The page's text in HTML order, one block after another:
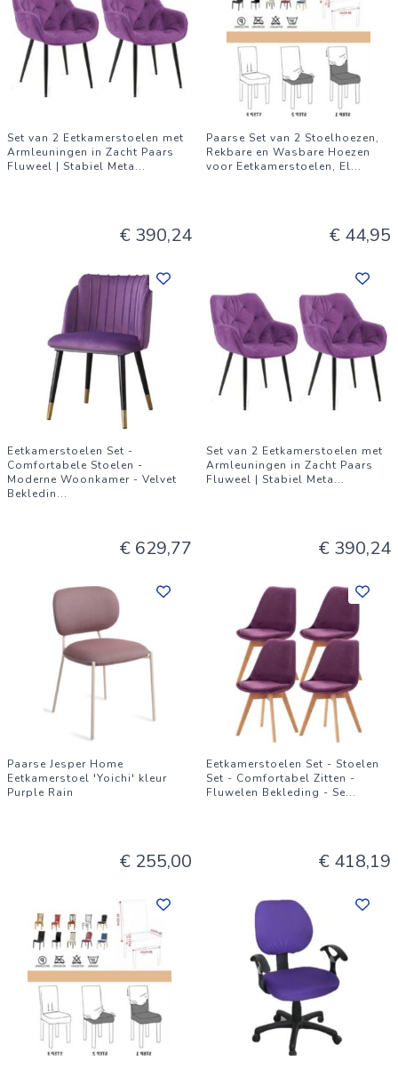
Set van 2 Eetkamerstoelen met
Armleuningen in Zacht Paars
Fluweel | Stabiel Meta...
€ 390,24
Paarse Set van 2 Stoelhoezen,
Rekbare en Wasbare Hoezen
voor Eetkamerstoelen, El...
€ 44,95
Eetkamerstoelen Set -
Comfortabele Stoelen -
Moderne Woonkamer - Velvet
Bekledin...
€ 629,77
Set van 2 Eetkamerstoelen met
Armleuningen in Zacht Paars
Fluweel | Stabiel Meta...
€ 390,24
Paarse Jesper Home
Eetkamerstoel 'Yoichi' kleur
Purple Rain
€ 255,00
Eetkamerstoelen Set - Stoelen
Set - Comfortabel Zitten -
Fluwelen Bekleding - Se...
€ 418,19